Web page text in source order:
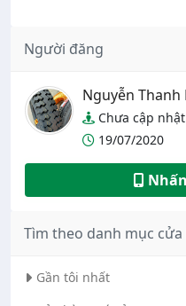
Người đăng
Nguyễn Thanh
Chưa cập nhật
19/07/2020
Tìm theo danh mục cửa
Gần tôi nhất